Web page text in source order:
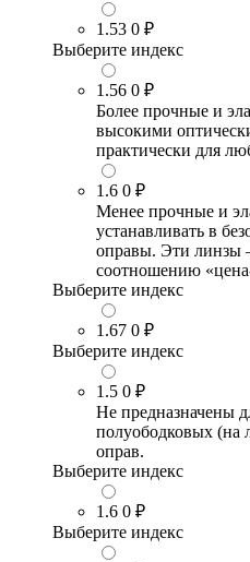
1.53 0 ₽
Выберите индекс
1.56 0 ₽
Более прочные и
высокими
практически для
1.6 0 ₽
Менее прочные и
устанавливать в
оправы. Эти линзы
соотношению
Выберите индекс
1.67 0 ₽
Выберите индекс
1.5 0 ₽
Не предназначены
полуободковых (на
оправ.
Выберите индекс
1.6 0 ₽
Выберите индекс